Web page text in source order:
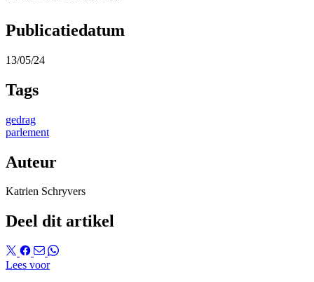
Publicatiedatum
13/05/24
Tags
gedrag
parlement
Auteur
Katrien Schryvers
Deel dit artikel
Lees voor